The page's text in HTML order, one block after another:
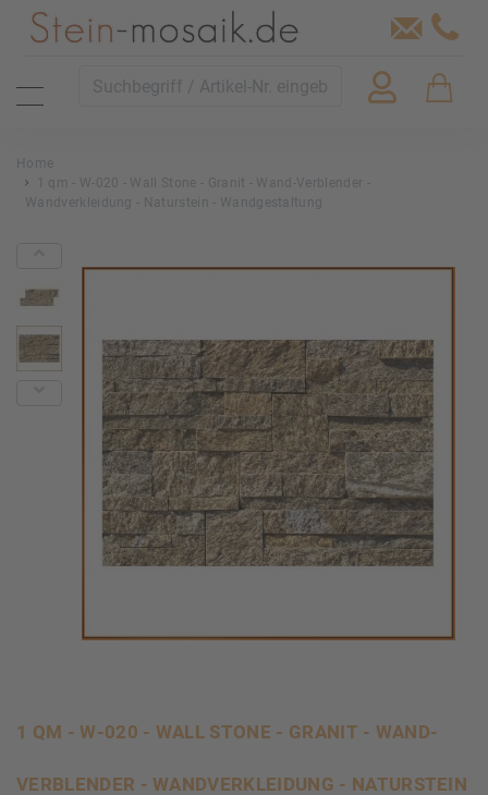
Home
1 qm - W-020 - Wall Stone - Granit - Wand-Verblender -
Wandverkleidung - Naturstein - Wandgestaltung
1 QM - W-020 - WALL STONE - GRANIT - WAND-
VERBLENDER - WANDVERKLEIDUNG - NATURSTEIN